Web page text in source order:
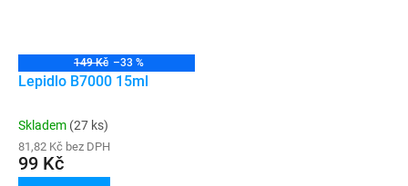
149 Kč –33 %
Lepidlo B7000 15ml
Skladem (27 ks)
81,82 Kč bez DPH
99 Kč